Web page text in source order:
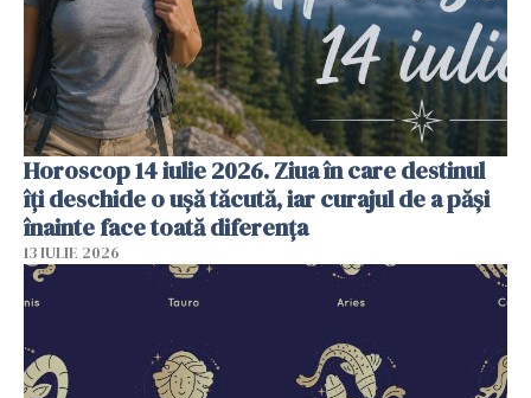
Horoscop 14 iulie 2026. Ziua în care destinul
îți deschide o ușă tăcută, iar curajul de a păși
înainte face toată diferența
13 IULIE 2026